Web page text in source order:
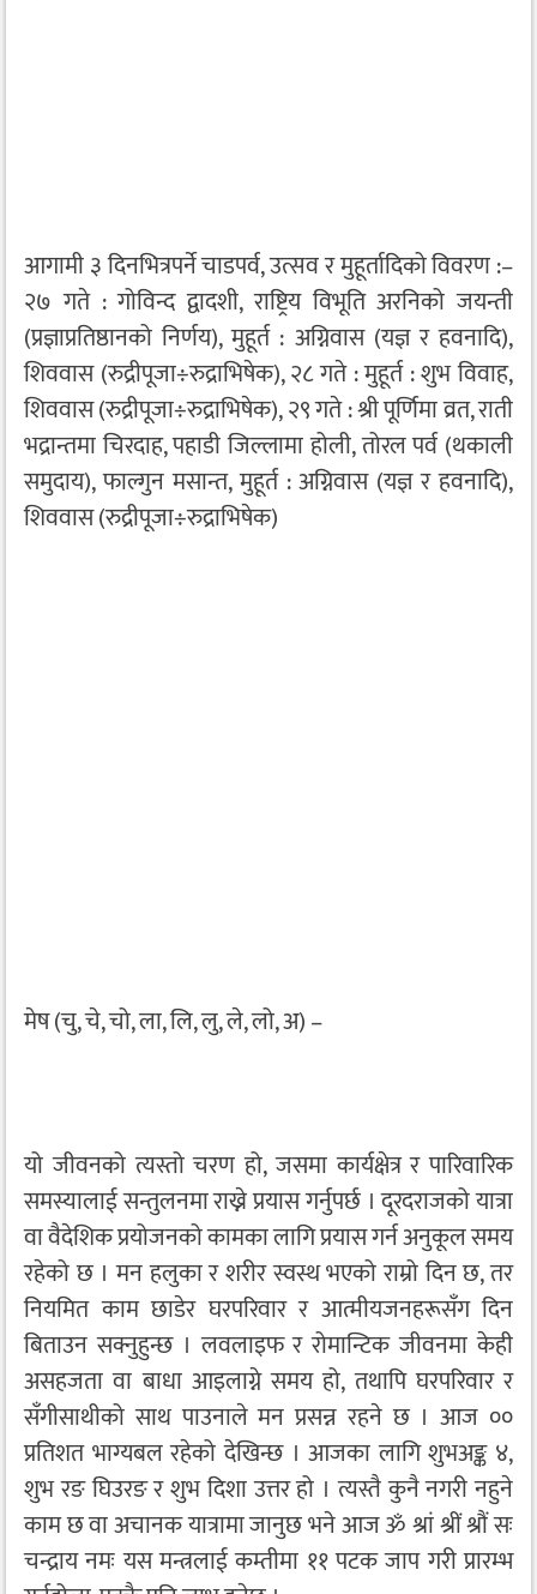
आगामी ३ दिनभित्रपर्ने चाडपर्व, उत्सव र मुहूर्तादिको विवरण :–
२७ गते : गोविन्द द्वादशी, राष्ट्रिय विभूति अरनिको जयन्ती
(प्रज्ञाप्रतिष्ठानको निर्णय), मुहूर्त : अग्निवास (यज्ञ र हवनादि),
शिववास (रुद्रीपूजा÷रुद्राभिषेक), २८ गते : मुहूर्त : शुभ विवाह,
शिववास (रुद्रीपूजा÷रुद्राभिषेक), २९ गते : श्री पूर्णिमा व्रत, राती
भद्रान्तमा चिरदाह, पहाडी जिल्लामा होली, तोरल पर्व (थकाली
समुदाय), फाल्गुन मसान्त, मुहूर्त : अग्निवास (यज्ञ र हवनादि),
शिववास (रुद्रीपूजा÷रुद्राभिषेक)
मेष (चु, चे, चो, ला, लि, लु, ले, लो, अ) –
यो जीवनको त्यस्तो चरण हो, जसमा कार्यक्षेत्र र पारिवारिक
समस्यालाई सन्तुलनमा राख्ने प्रयास गर्नुपर्छ । दूरदराजको यात्रा
वा वैदेशिक प्रयोजनको कामका लागि प्रयास गर्न अनुकूल समय
रहेको छ । मन हलुका र शरीर स्वस्थ भएको राम्रो दिन छ, तर
नियमित काम छाडेर घरपरिवार र आत्मीयजनहरूसँग दिन
बिताउन सक्नुहुन्छ । लवलाइफ र रोमान्टिक जीवनमा केही
असहजता वा बाधा आइलाग्ने समय हो, तथापि घरपरिवार र
सँगीसाथीको साथ पाउनाले मन प्रसन्न रहने छ । आज ००
प्रतिशत भाग्यबल रहेको देखिन्छ । आजका लागि शुभअङ्क ४,
शुभ रङ घिउरङ र शुभ दिशा उत्तर हो । त्यस्तै कुनै नगरी नहुने
काम छ वा अचानक यात्रामा जानुछ भने आज ॐ श्रां श्रीं श्रौं सः
चन्द्राय नमः यस मन्त्रलाई कम्तीमा ११ पटक जाप गरी प्रारम्भ